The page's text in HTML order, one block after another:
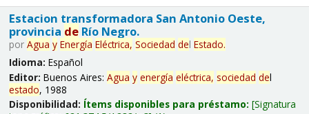
Estacion transformadora San Antonio Oeste,
provincia deRío Negro.
por Agua y Energía Eléctrica, Sociedad del Estado.
Idioma: Español
Editor: Buenos Aires: Agua y energía eléctrica, sociedad del
estado, 1988
Disponibilidad: Ítems disponibles para préstamo: Signatura